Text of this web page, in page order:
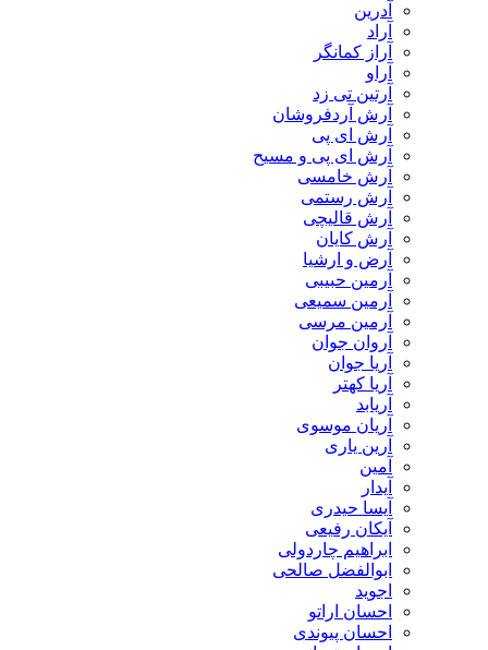
آدرین
آراد
آراز کمانگر
آراو
آرتین تی زد
آرش آردفروشان
آرش ای پی
آرش ای پی و مسیح
آرش خامسی
آرش رستمی
آرش قالیچی
آرش کایان
​آرض و ارشیا
آرمین حبیبی
آرمین سمیعی
آرمین مرسی
آروان جوان
آریا جوان
آریا کهتر
آریابد
آریان موسوی
آرین یاری
آمین
آیدار
آیسا حیدری
آیکان رفیعی
ابراهیم چاردولی
ابوالفضل صالحی
اجوید
احسان اراتو
احسان پیوندی